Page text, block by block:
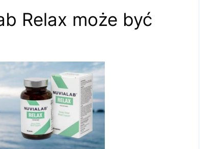
Relax może być